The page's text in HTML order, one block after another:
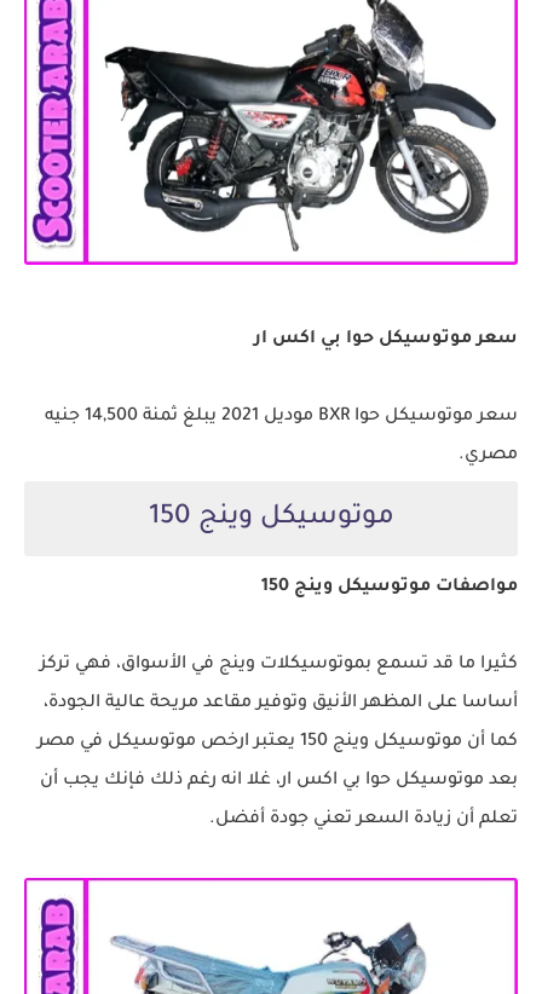
سعر موتوسيكل حوا بي اكس ار
سعر موتوسيكل حوا BXR موديل 2021 يبلغ ثمنة 14,500 جنيه
مصري.
موتوسيكل وينج 150
مواصفات موتوسيكل وينج 150
كثيرا ما قد تسمع بموتوسيكلات وينج في الأسواق، فهي تركز
أساسا على المظهر الأنيق وتوفير مقاعد مريحة عالية الجودة،
كما أن موتوسيكل وينج 150 يعتبر ارخص موتوسيكل في مصر
بعد موتوسيكل حوا بي اكس ار، غلا انه رغم ذلك فإنك يجب أن
تعلم أن زيادة السعر تعني جودة أفضل.